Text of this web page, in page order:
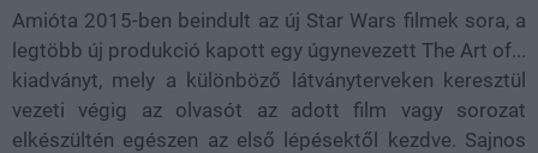
Amióta 2015-ben beindult az új Star Wars filmek sora, a
legtöbb új produkció kapott egy úgynevezett The Art of...
kiadványt, mely a különböző látványterveken keresztül
vezeti végig az olvasót az adott film vagy sorozat
elkészültén egészen az első lépésektől kezdve. Sajnos